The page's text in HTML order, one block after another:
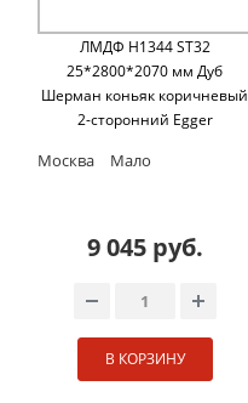
ЛМДФ H1344 ST32
25*2800*2070 мм Дуб
Шерман коньяк коричневый
2-сторонний Egger
Москва Мало
9 045 руб.
В КОРЗИНУ